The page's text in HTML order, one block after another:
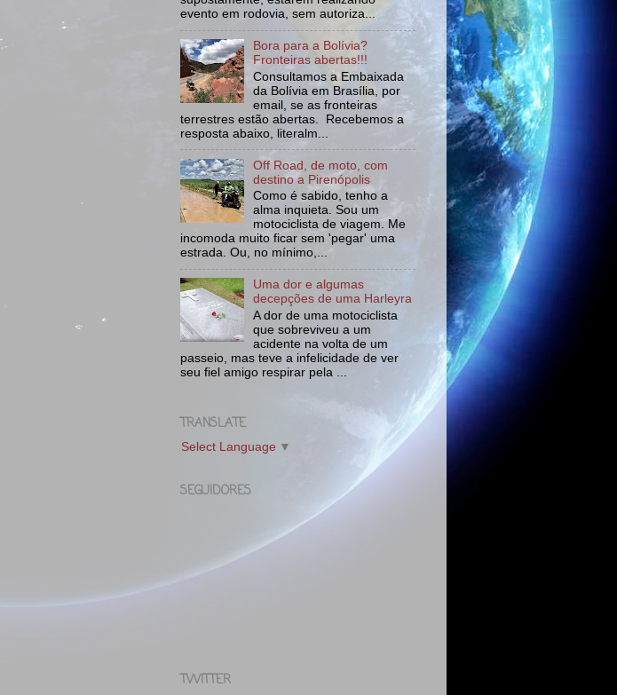
evento em rodovia, sem autoriza...
Bora para a Bolívia?
Fronteiras abertas!!!
Consultamos a Embaixada
da Bolívia em Brasília, por
email, se as fronteiras
terrestres estão abertas. Recebemos a
resposta abaixo, literalm...
Off Road, de moto, com
destino a Pirenópolis
Como é sabido, tenho a
alma inquieta. Sou um
motociclista de viagem. Me
incomoda muito ficar sem 'pegar' uma
estrada. Ou, no mínimo,...
Uma dor e algumas
decepções de uma Harleyra
A dor de uma motociclista
que sobreviveu a um
acidente na volta de um
passeio, mas teve a infelicidade de ver
seu fiel amigo respirar pela ...
TRANSLATE
Select Language ▼
SEGUIDORES
TWITTER